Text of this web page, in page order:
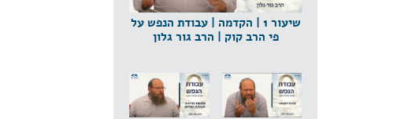
שיעור 1 | הקדמה | עבודת הנפש על
פי הרב קוק | הרב גור גלון